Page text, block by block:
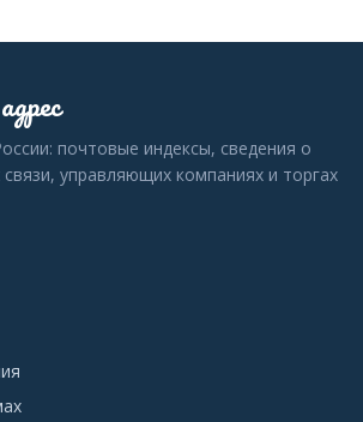
адрес
почтовые индексы, сведения о
управляющих компаниях и торгах